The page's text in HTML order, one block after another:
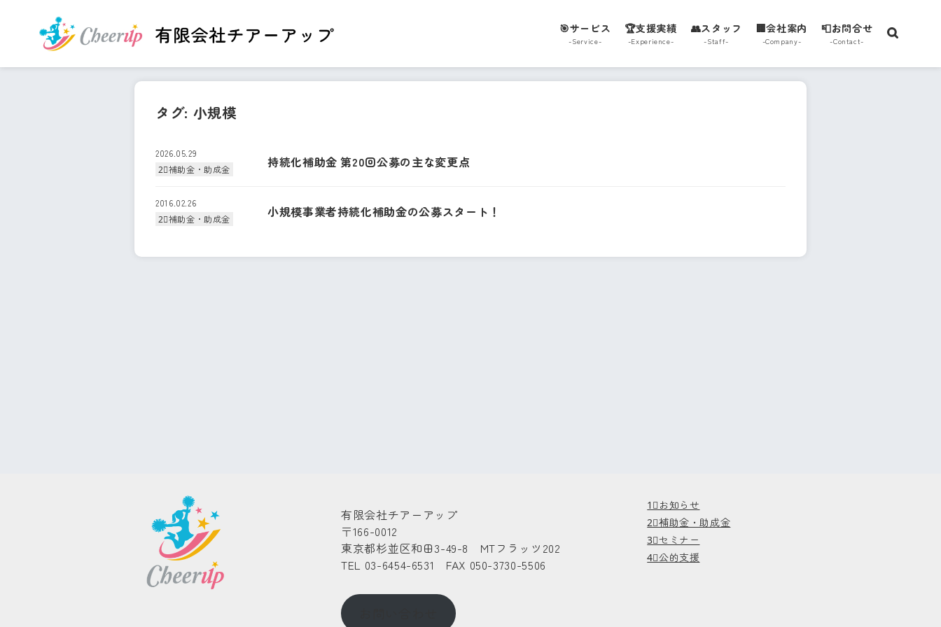
🎯サービス
-Service-
🏆支援実績
-Experience-
👥スタッフ
-Staff-
🏢会社案内
-Company-
📮お問合せ
-Contact-
タグ: 小規模
2026.05.29
2⃣補助金・助成金
持続化補助金 第20回公募の主な変更点
2016.02.26
2⃣補助金・助成金
小規模事業者持続化補助金の公募スタート！
有限会社チアーアップ
〒166-0012
東京都杉並区和田3-49-8 MTフラッツ202
TEL 03-6454-6531 FAX 050-3730-5506
1⃣お知らせ
2⃣補助金・助成金
3⃣セミナー
4⃣公的支援